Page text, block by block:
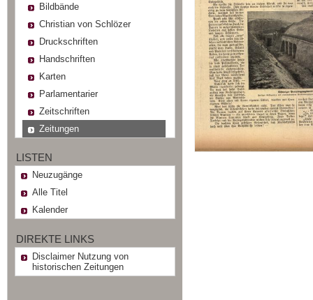
Bildbände
Christian von Schlözer
Druckschriften
Handschriften
Karten
Parlamentarier
Zeitschriften
Zeitungen
LISTEN
Neuzugänge
Alle Titel
Kalender
DIREKTE LINKS
Disclaimer Nutzung von
historischen Zeitungen